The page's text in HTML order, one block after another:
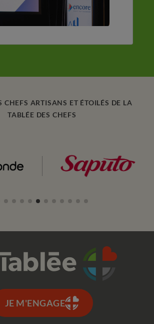
CHEFS ARTISANS ET ÉTOILÉS DE LA
TABLÉE DES CHEFS
JE M'ENGAGE